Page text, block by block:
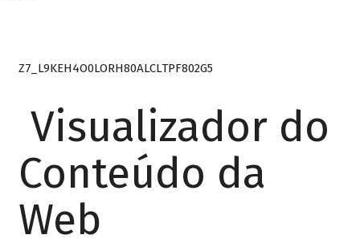
Z7_L9KEH4O0LORH80ALCLTPF802G5
Visualizador do
Conteúdo da
Web